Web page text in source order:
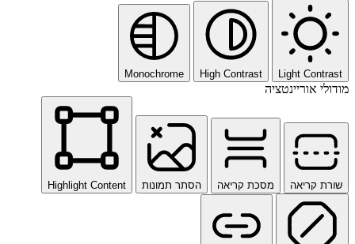
Light Contrast
High Contrast
Monochrome
מודולי אוריינטציה
שורת קריאה מסכת קריאה הסתר תמונות Highlight Content